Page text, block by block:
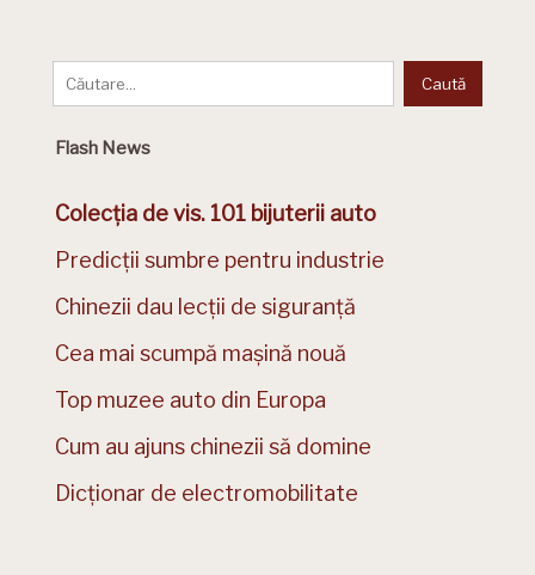
Flash News
Colecția de vis. 101 bijuterii auto
Predicții sumbre pentru industrie
Chinezii dau lecții de siguranță
Cea mai scumpă mașină nouă
Top muzee auto din Europa
Cum au ajuns chinezii să domine
Dicționar de electromobilitate